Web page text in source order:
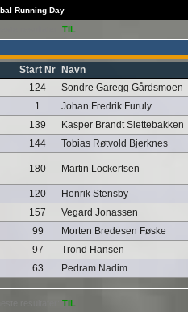
Running Day
TIL
Start Nr
Navn
124
Sondre Garegg Gårdsmoen
1
Johan Fredrik Furuly
139
Kasper Brandt Slettebakken
144 Tobias Røtvold Bjerknes
180 Martin Lockertsen
120
Henrik Stensby
157
Vegard Jonassen
99
Morten Bredesen Føske
97
Trond Hansen
63 Pedram Nadim
TIL